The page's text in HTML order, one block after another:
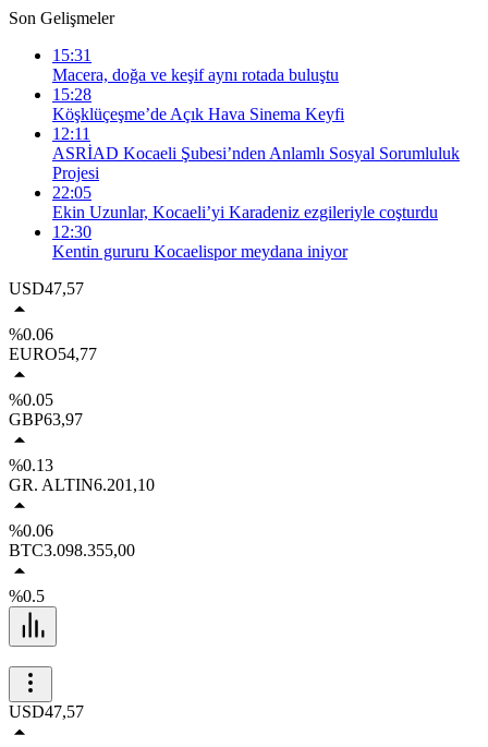
Son Gelişmeler
15:31
Macera, doğa ve keşif aynı rotada buluştu
15:28
Köşklüçeşme’de Açık Hava Sinema Keyfi
12:11
ASRİAD Kocaeli Şubesi’nden Anlamlı Sosyal Sorumluluk
Projesi
22:05
Ekin Uzunlar, Kocaeli’yi Karadeniz ezgileriyle coşturdu
12:30
Kentin gururu Kocaelispor meydana iniyor
USD47,57
%0.06
EURO54,77
%0.05
GBP63,97
%0.13
GR. ALTIN6.201,10
%0.06
BTC3.098.355,00
%0.5
USD47,57